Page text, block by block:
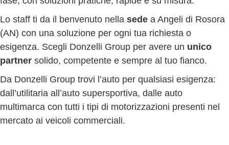
Lo staff ti da il benvenuto nella sede a Angeli di Rosora
(AN) con una soluzione per ogni tua richiesta o
esigenza. Scegli Donzelli Group per avere un unico
partner solido, competente e sempre al tuo fianco.
Da Donzelli Group trovi l’auto per qualsiasi esigenza:
dall’utilitaria all’auto supersportiva, dalle auto
multimarca con tutti i tipi di motorizzazioni presenti nel
mercato ai veicoli commerciali.